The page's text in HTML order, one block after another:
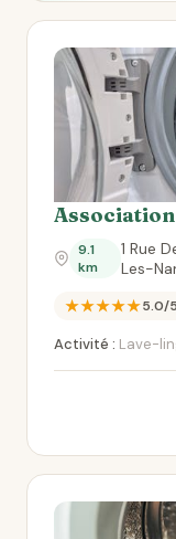
Association
9.1
km
1 Rue
Les-
★★★★★5.0/5
Activité : Lave-